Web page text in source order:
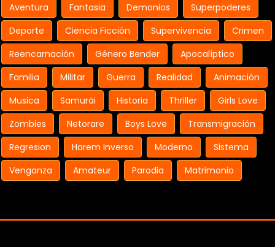
Aventura
Fantasia Demonios
Superpoderes
Deporte
Ciencia Ficción Supervivencia
Crimen
Reencarnación
Género Bender
Apocalíptico
Familia
Militar Guerra Realidad
Animación
Musica
Samurái Historia Thriller
Girls Love
Zombies
Netorare Boys Love
Transmigración
Regresion
Harem Inverso Moderno
Sistema
Venganza
Amateur Parodia Matrimonio